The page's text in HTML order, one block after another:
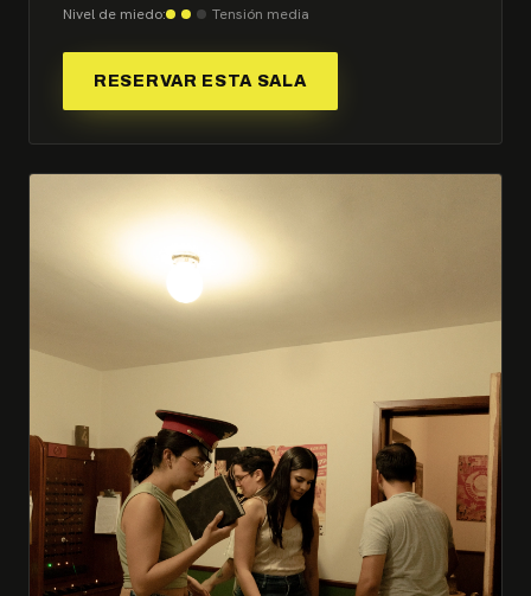
Nivel de miedo:
Tensión media
RESERVAR ESTA SALA